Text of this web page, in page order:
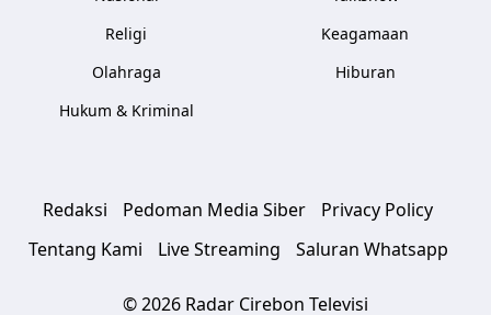
Religi
Olahraga
Hukum & Kriminal
Keagamaan
Hiburan
Redaksi Pedoman Media Siber
Privacy Policy
Tentang Kami
Live Streaming Saluran Whatsapp
© 2026 Radar Cirebon Televisi